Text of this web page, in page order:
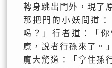
轉身跳出門外，現了
那把門的小妖問道
喝？」行者道：「
魔，說者行孫來了。
魔大驚道：「拿住孫